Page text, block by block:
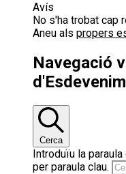
Avís
No s'ha trobat cap
Aneu als propers
Navegació
Cerca
Introduïu la
per paraula clau.